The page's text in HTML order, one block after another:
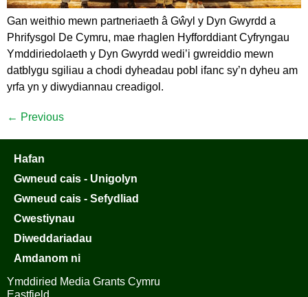
Gan weithio mewn partneriaeth â Gŵyl y Dyn Gwyrdd a
Phrifysgol De Cymru, mae rhaglen Hyfforddiant Cyfryngau
Ymddiriedolaeth y Dyn Gwyrdd wedi’i gwreiddio mewn
datblygu sgiliau a chodi dyheadau pobl ifanc sy’n dyheu am
yrfa yn y diwydiannau creadigol.
← Previous
Hafan
Gwneud cais - Unigolyn
Gwneud cais - Sefydliad
Cwestiynau
Diweddariadau
Amdanom ni
Ymddiried Media Grants Cymru
Eastfield